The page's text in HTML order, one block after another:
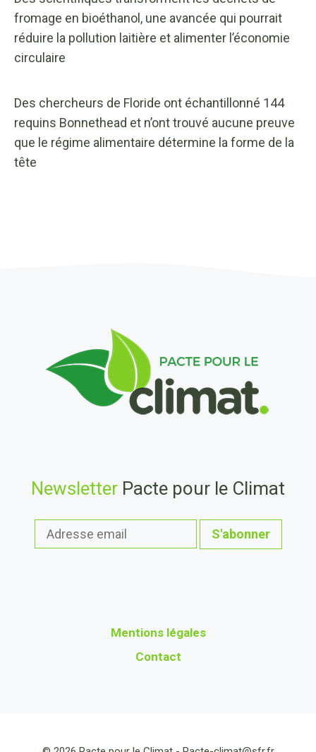
fromage en bioéthanol, une avancée qui pourrait
réduire la pollution laitière et alimenter l’économie
circulaire
Des chercheurs de Floride ont échantillonné 144
requins Bonnethead et n’ont trouvé aucune preuve
que le régime alimentaire détermine la forme de la
tête
Newsletter Pacte pour le Climat
Mentions légales
Contact